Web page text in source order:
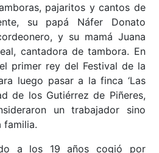
pajaritos y cantos de
su papá Náfer Donato
y su mamá Juana
cantadora de tambora. En
primer rey del Festival de la
luego pasar a la finca ‘Las
de los Gutiérrez de Piñeres,
un trabajador sino
familia.
a los 19 años cogió por